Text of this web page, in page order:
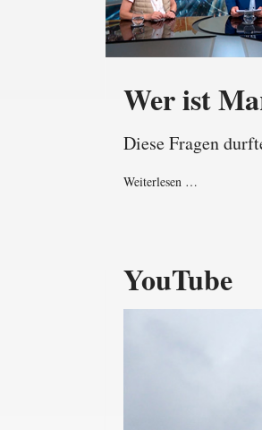
Wer ist
Diese Fragen
Weiterlesen …
YouTube